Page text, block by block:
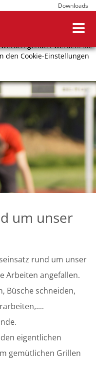
ein optimales
zählen Cookies, die für
sowie solche, die
genutzt werden. Sie
den Cookie-Einstellungen
Downloads
um unser
rund um unser
Arbeiten angefallen.
Büsche schneiden,
eigentlichen
gemütlichen Grillen